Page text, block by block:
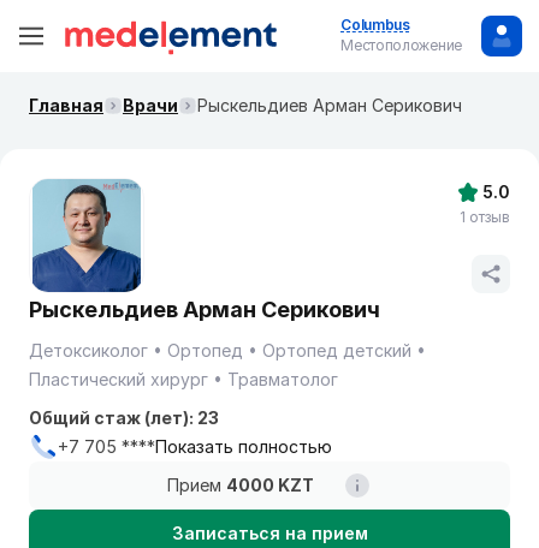
Columbus
Местоположение
Главная Врачи Рыскельдиев Арман Серикович
Рыскельдиев Арман Серикович
Детоксиколог Ортопед
Ортопед детский
Пластический хирург
Травматолог
Общий стаж (лет): 23
Прием 4000 KZT
Записаться на прием
+7 705 ****Показать полностью
5.0
1 отзыв